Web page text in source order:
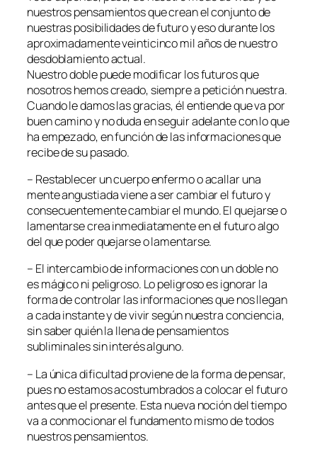
nuestros pensamientos que crean el conjunto de
nuestras posibilidades de futuro y eso durante los
aproximadamente veinticinco mil años de nuestro
desdoblamiento actual.
Nuestro doble puede modificar los futuros que
nosotros hemos creado, siempre a petición nuestra.
Cuando le damos las gracias, él entiende que va por
buen camino y no duda en seguir adelante con lo que
ha empezado, en función de las informaciones que
recibe de su pasado.
– Restablecer un cuerpo enfermo o acallar una
mente angustiada viene a ser cambiar el futuro y
consecuentemente cambiar el mundo. El quejarse o
lamentarse crea inmediatamente en el futuro algo
del que poder quejarse o lamentarse.
– El intercambio de informaciones con un doble no
es mágico ni peligroso. Lo peligroso es ignorar la
forma de controlar las informaciones que nos llegan
a cada instante y de vivir según nuestra conciencia,
sin saber quién la llena de pensamientos
subliminales sin interés alguno.
– La única dificultad proviene de la forma de pensar,
pues no estamos acostumbrados a colocar el futuro
antes que el presente. Esta nueva noción del tiempo
va a conmocionar el fundamento mismo de todos
nuestros pensamientos.